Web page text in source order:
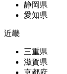
静岡県
愛知県
近畿
三重県
滋賀県